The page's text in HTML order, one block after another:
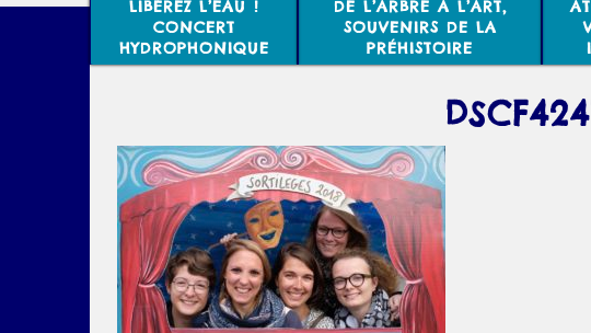
LIBÉREZ L’EAU !
CONCERT
HYDROPHONIQUE
DE L’ARBRE À L’ART,
SOUVENIRS DE LA
PRÉHISTOIRE